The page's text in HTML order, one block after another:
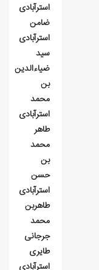
استرآبادی
ضامن
استرآبادی
سید
ضیاء‌الدین
بن
محمد
استرآبادی
طاهر
محمد
بن
حسن
استرآبادی
طاهربن
محمد
جرجانی
طایری
استرآبادی